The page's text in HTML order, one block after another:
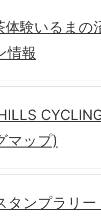
体験いるまの
情報
マップ)
タンプラリー